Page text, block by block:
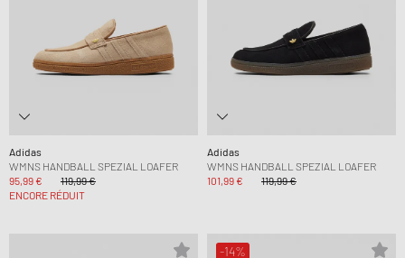
Adidas
WMNS HANDBALL SPEZIAL LOAFER
95,99 €
119,99 €
ENCORE RÉDUIT
Adidas
WMNS HANDBALL SPEZIAL LOAFER
101,99 €
119,99 €
-14%